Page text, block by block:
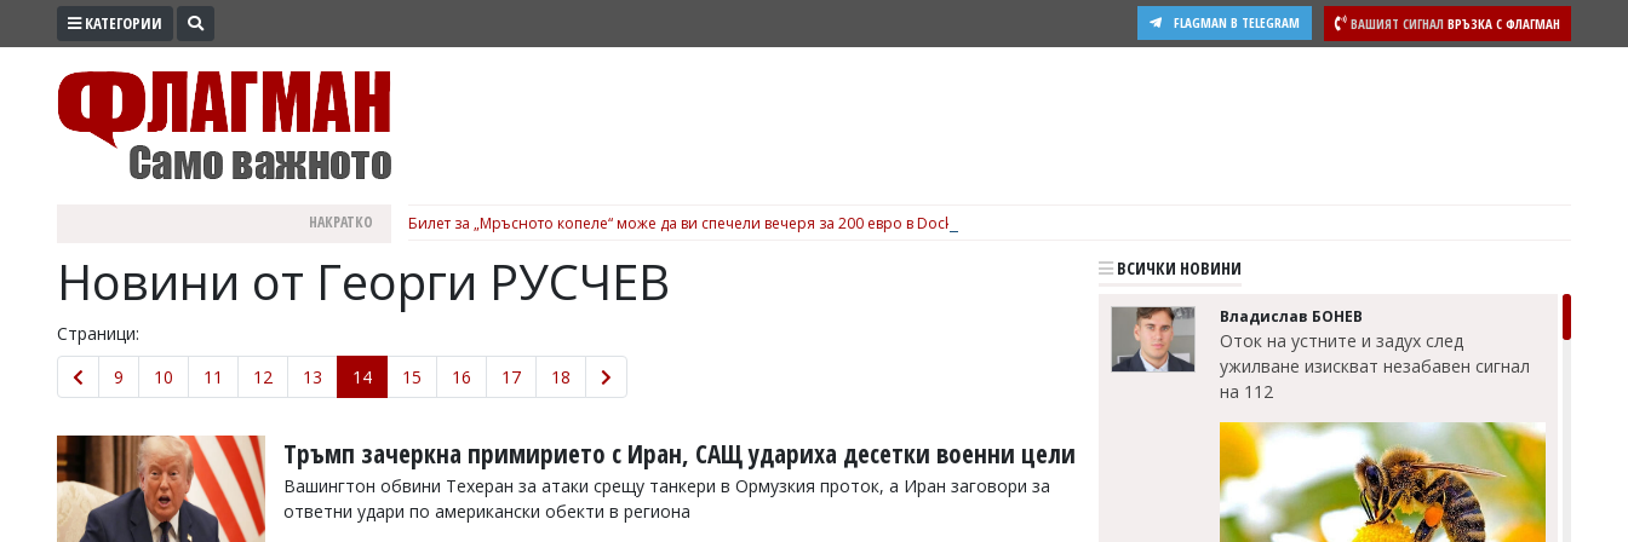
ПРОМО
КУЛТУРА
ЗДРАВЕ
ПОЛИТИКА
ОБЩИНИ
ОБЩЕСТВО
ЛАЙФСТАЙЛ
ВОЙНАТА
КАТЕГОРИИ ВАШИЯТ СИГНАЛ ВРЪЗКА С ФЛАГМАН
FLAGMAN В TELEGRAM
НАКРАТКО Билет за „Мръсното копеле“ може да ви спечели вечеря за 200 евро в Dock 5, вижте подробности
Новини от Георги РУСЧЕВ
Страници:
9
10 11 12 13 14 15 16 17 18
Тръмп зачеркна примирието с Иран, САЩ удариха десетки военни цели
Вашингтон обвини Техеран за атаки срещу танкери в Ормузкия проток, а Иран заговори за
ответни удари по американски обекти в региона
ВСИЧКИ НОВИНИ
Владислав БОНЕВ
Оток на устните и задух след
ужилване изискват незабавен сигнал
на 112